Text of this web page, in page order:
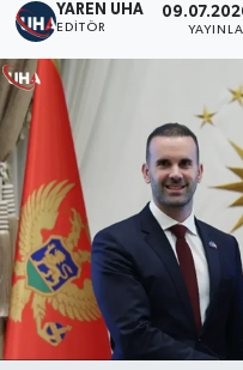
YAREN UHA
EDITÖR